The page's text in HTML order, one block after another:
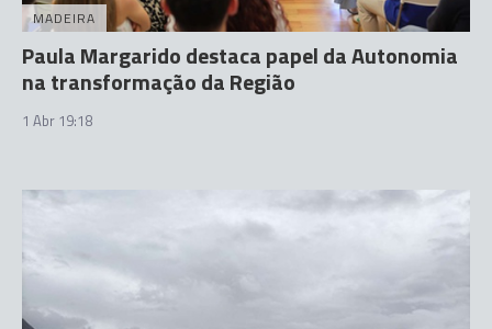
MADEIRA
Paula Margarido destaca papel da Autonomia
na transformação da Região
1 Abr 19:18